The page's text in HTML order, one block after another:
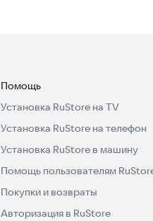
Помощь
Установка RuStore на TV
Установка RuStore на телефон
Установка RuStore в машину
Помощь пользователям
Покупки и возвраты
Авторизация в RuStore